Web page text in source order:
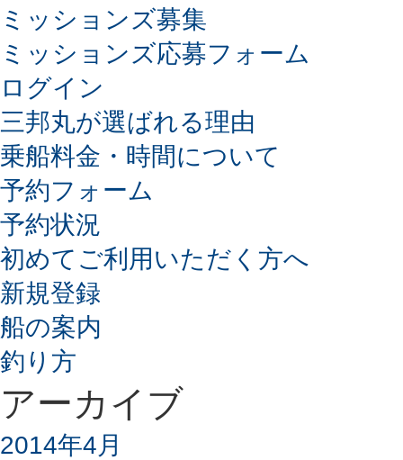
ミッションズ募集
ミッションズ応募フォーム
ログイン
三邦丸が選ばれる理由
乗船料金・時間について
予約フォーム
予約状況
初めてご利用いただく方へ
新規登録
船の案内
釣り方
アーカイブ
2014年4月